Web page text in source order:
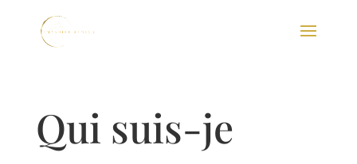
Qui suis-je